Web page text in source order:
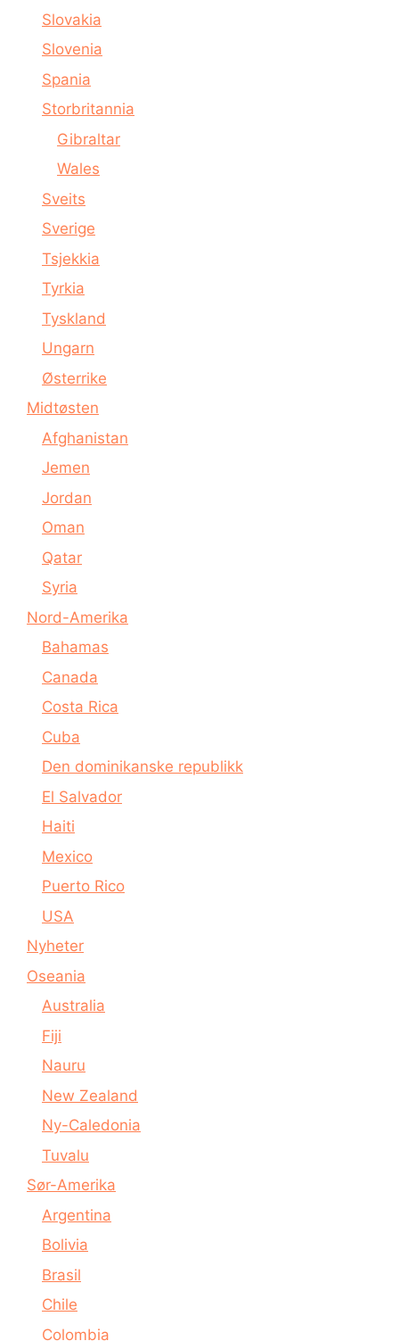
Slovakia
Slovenia
Spania
Storbritannia
Gibraltar
Wales
Sveits
Sverige
Tsjekkia
Tyrkia
Tyskland
Ungarn
Østerrike
Midtøsten
Afghanistan
Jemen
Jordan
Oman
Qatar
Syria
Nord-Amerika
Bahamas
Canada
Costa Rica
Cuba
Den dominikanske republikk
El Salvador
Haiti
Mexico
Puerto Rico
USA
Nyheter
Oseania
Australia
Fiji
Nauru
New Zealand
Ny-Caledonia
Tuvalu
Sør-Amerika
Argentina
Bolivia
Brasil
Chile
Colombia